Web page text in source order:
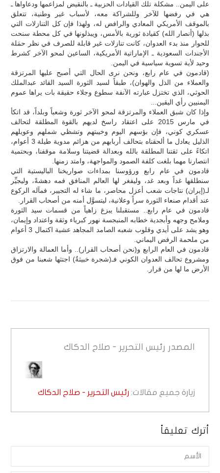
على اليمن.. مشكلة تلك القيادات الحزبية ـ بالنقيض لمزاعمها ودعاواها ـ
هي في رفضها للآخر وللشراكة معه، لأسباب غير وطنية، تتعلق
بالموقف الأمريكي المعادي والرافض له، ولهذا فإن كل التنازلات التي
بذلها (أنصار الله) كقيادة ثورية بالأمس، ويبذلونها في كل محطة سنحت
للحوار منذ بدء العدوان، كانت تنازلات غير قابلة للصرف في نظر حمَلة
الأجندات السعودية ـ الإماراتية الأمريكية، الساعين لمحو الآخر كشرط
وحيد لأية تسوية سياسية في اليمن.
(قادمون في عام رابع، ونحن نرى الحال التي أصبح عليها المرتزقة
والعملاء من الذل والهوان)، طبقاً لسيد الثورة السيد القائد عبدالملك
الحوثي، الذي تختزل عبارته الآنفة سطوع وجلاء حقيقة بات يراها عموم
اليمنيين رأي اليقين...
وإذا كان شبق العملاء والمرتزقة لمحو الآخر ثورة وشعباً وبلداً، قد اتكأ
في مارس 2015 على اعتقاد راسخ لديهم بالقوة المطلقة لتحالف
عسكري كوني، فإن بؤسهم اليوم وخيبتهم وتشظي شملهم وعويلهم
الذليل يعادل ما ألحقناه بتحالف أربابهم من هزائم مدوية طيلة 3 أعوام،
اتكاءً على ثقتنا المطلقة بالله وبعدالة قضيتنا وسلامة موقفنا، وبحتمية
انتصارنا مهما بلغت كلفة الصمود والمواجهة، وامتد زمنها.
قادمون في عام رابع ورؤوسنا بمداءات صواريخنا الباليستية التي
سنطلقها غداً وبعد غد، وليفغر لها العالم المنافق فمه دهشةً، وليجيِّر
لـ(إيران) نتاجات شعب أعزل محاصر، ما شاء له التجيير، فمآله الركوع
عند أقدام صنعاء الثورة سراً وعلانية، ليتسوَّل أمنه من أصحاب القرار.
قادمون في عام رابع.. مستقبلنا يبزغ زاهياً من قسمات سيد الثورة
وملامح وجهه وأبجدية خطابه المنبجسة نهور كبرياء وثقة واعتداد وإيمان،
وهو يشد على أيدي وقلوب شعبه الصامد المجاهد عشية اكتمال 3 أعوام
من ملحمة الرفض اليماني.
قادمون في العام الرابع و(نحن أصحاب القرار).. وأما العمالة والارتزاق
ومشروع تحالف العدوان الكوني فـ(شجرة خبيثةٌ) اجتثها شعبنا من فوق
الأرض ما لها من قرار.
المصدر رئيس التحرير - صلاح الدكاك
زيارة جميع مقالات: رئيس التحرير - صلاح الدكاك
أترك تعليقاً